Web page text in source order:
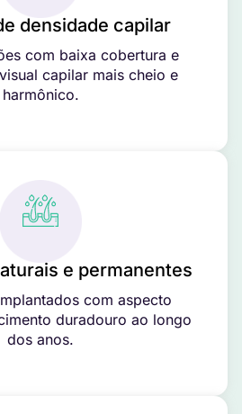
densidade capilar
com baixa cobertura e
capilar mais cheio e
harmônico.
e permanentes
com aspecto
duradouro ao longo
dos anos.